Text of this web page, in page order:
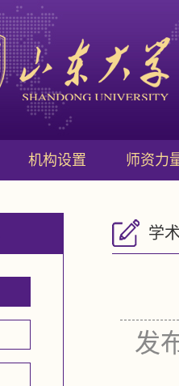
机构设置 师资力
学
发